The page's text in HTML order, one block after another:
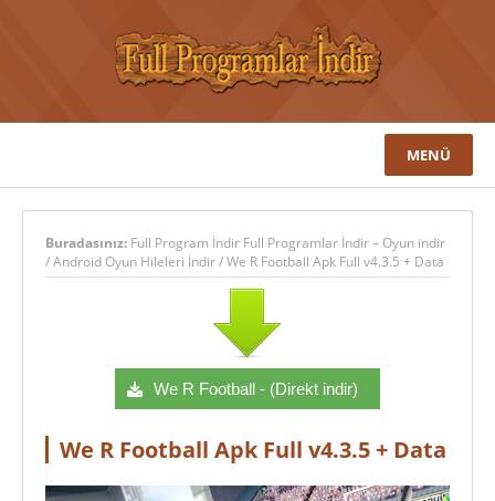
MENÜ
Buradasınız: Full Program İndir Full Programlar İndir – Oyun indir
/Android Oyun Hileleri İndir/We R Football Apk Full v4.3.5 + Data
We R Football - (Direkt indir)
We R Football Apk Full v4.3.5 + Data